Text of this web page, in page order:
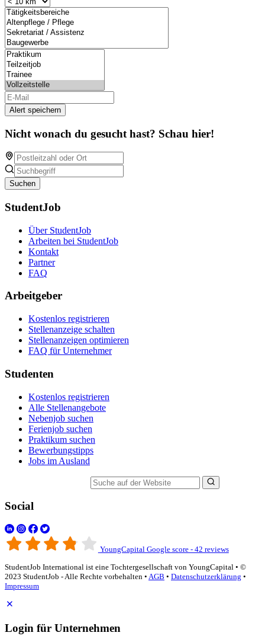
Alert speichern
Nicht wonach du gesucht hast? Schau hier!
Suchen
StudentJob
Über StudentJob
Arbeiten bei StudentJob
Kontakt
Partner
FAQ
Arbeitgeber
Kostenlos registrieren
Stellenanzeige schalten
Stellenanzeigen optimieren
FAQ für Unternehmer
Studenten
Kostenlos registrieren
Alle Stellenangebote
Nebenjob suchen
Ferienjob suchen
Praktikum suchen
Bewerbungstipps
Jobs im Ausland
Social
YoungCapital Google score - 42 reviews
StudentJob International ist eine Tochtergesellschaft von YoungCapital • ©
2023 StudentJob - Alle Rechte vorbehalten • AGB • Datenschutzerklärung •
Impressum
Login für Unternehmen